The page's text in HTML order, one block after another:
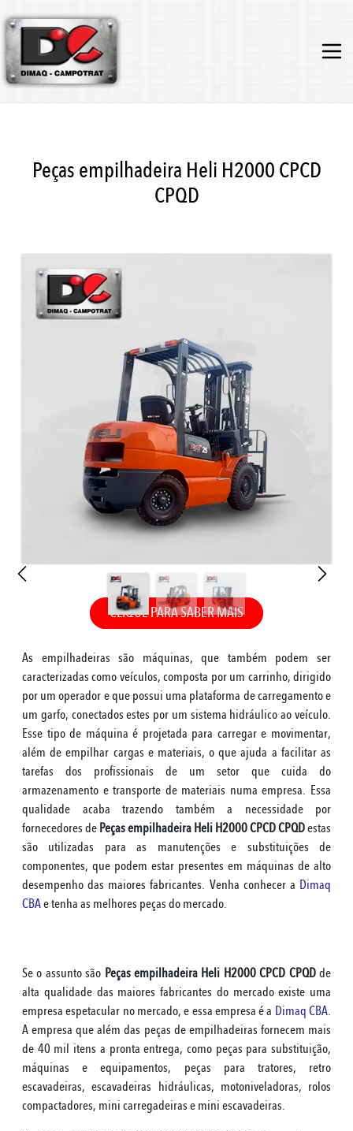
Peças empilhadeira Heli H2000 CPCD
CPQD
As empilhadeiras são máquinas, que também podem ser
caracterizadas como veículos, composta por um carrinho, dirigido
por um operador e que possui uma plataforma de carregamento e
um garfo, conectados estes por um sistema hidráulico ao veículo.
Esse tipo de máquina é projetada para carregar e movimentar,
além de empilhar cargas e materiais, o que ajuda a facilitar as
tarefas dos profissionais de um setor que cuida do
armazenamento e transporte de materiais numa empresa. Essa
qualidade acaba trazendo também a necessidade por
fornecedores de Peças empilhadeira Heli H2000 CPCD CPQDestas
são utilizadas para as manutenções e substituições de
componentes, que podem estar presentes em máquinas de alto
desempenho das maiores fabricantes. Venha conhecer a Dimaq
CBAe tenha as melhores peças do mercado.
CLIQUE PARA SABER MAIS
Se o assunto são Peças empilhadeira Heli H2000 CPCD CPQDde
alta qualidade das maiores fabricantes do mercado existe uma
empresa espetacular no mercado, e essa empresa é a Dimaq CBA.
A empresa que além das peças de empilhadeiras fornecem mais
de 40 mil itens a pronta entrega, como peças para substituição,
máquinas e equipamentos, peças para tratores, retro
escavadeiras, escavadeiras hidráulicas, motoniveladoras, rolos
compactadores, mini carregadeiras e mini escavadeiras.